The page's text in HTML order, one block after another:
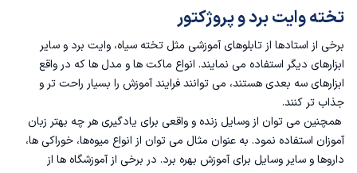
تخته وایت برد و پروژکتور
برخی از استادها از تابلوهای آموزشی مثل تخته سیاه، وایت برد و سایر
ابزارهای دیگر استفاده می نمایند. انواع ماکت ها و مدل ها که در واقع
ابزارهای سه بعدی هستند، می توانند فرایند آموزش را بسیار راحت تر و
جذاب تر کنند.
همچنین می توان از وسایل زنده و واقعی برای یادگیری هر چه بهتر زبان
آموزان استفاده نمود. به عنوان مثال می توان از انواع میوه‌ها، خوراکی ها،
داروها و سایر وسایل برای آموزش بهره برد. در برخی از آموزشگاه ها از